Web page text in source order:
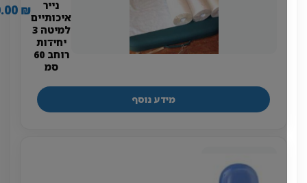
איכותיים
למיטה 3
יחידות
רוחב 60
120.00 ₪
מידע נוסף